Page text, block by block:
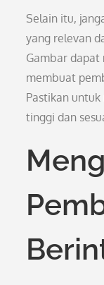
Selain itu,
yang relevan
Gambar dapat
membuat
Pastikan
tinggi dan